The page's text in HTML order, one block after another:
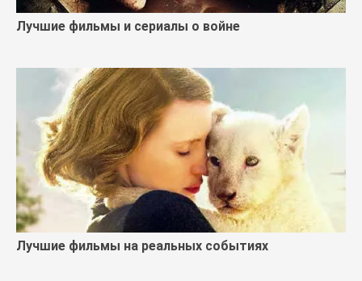
Лучшие фильмы и сериалы о войне
Лучшие фильмы на реальных событиях